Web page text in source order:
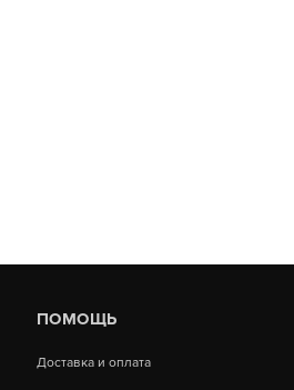
ПОМОЩЬ
Доставка и оплата